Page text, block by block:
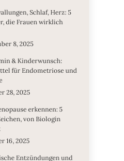
Schlaf, Herz: 5
die Frauen wirklich
8, 2025
& Kinderwunsch:
für Endometriose und
28, 2025
erkennen: 5
von Biologin
16, 2025
Entzündungen und